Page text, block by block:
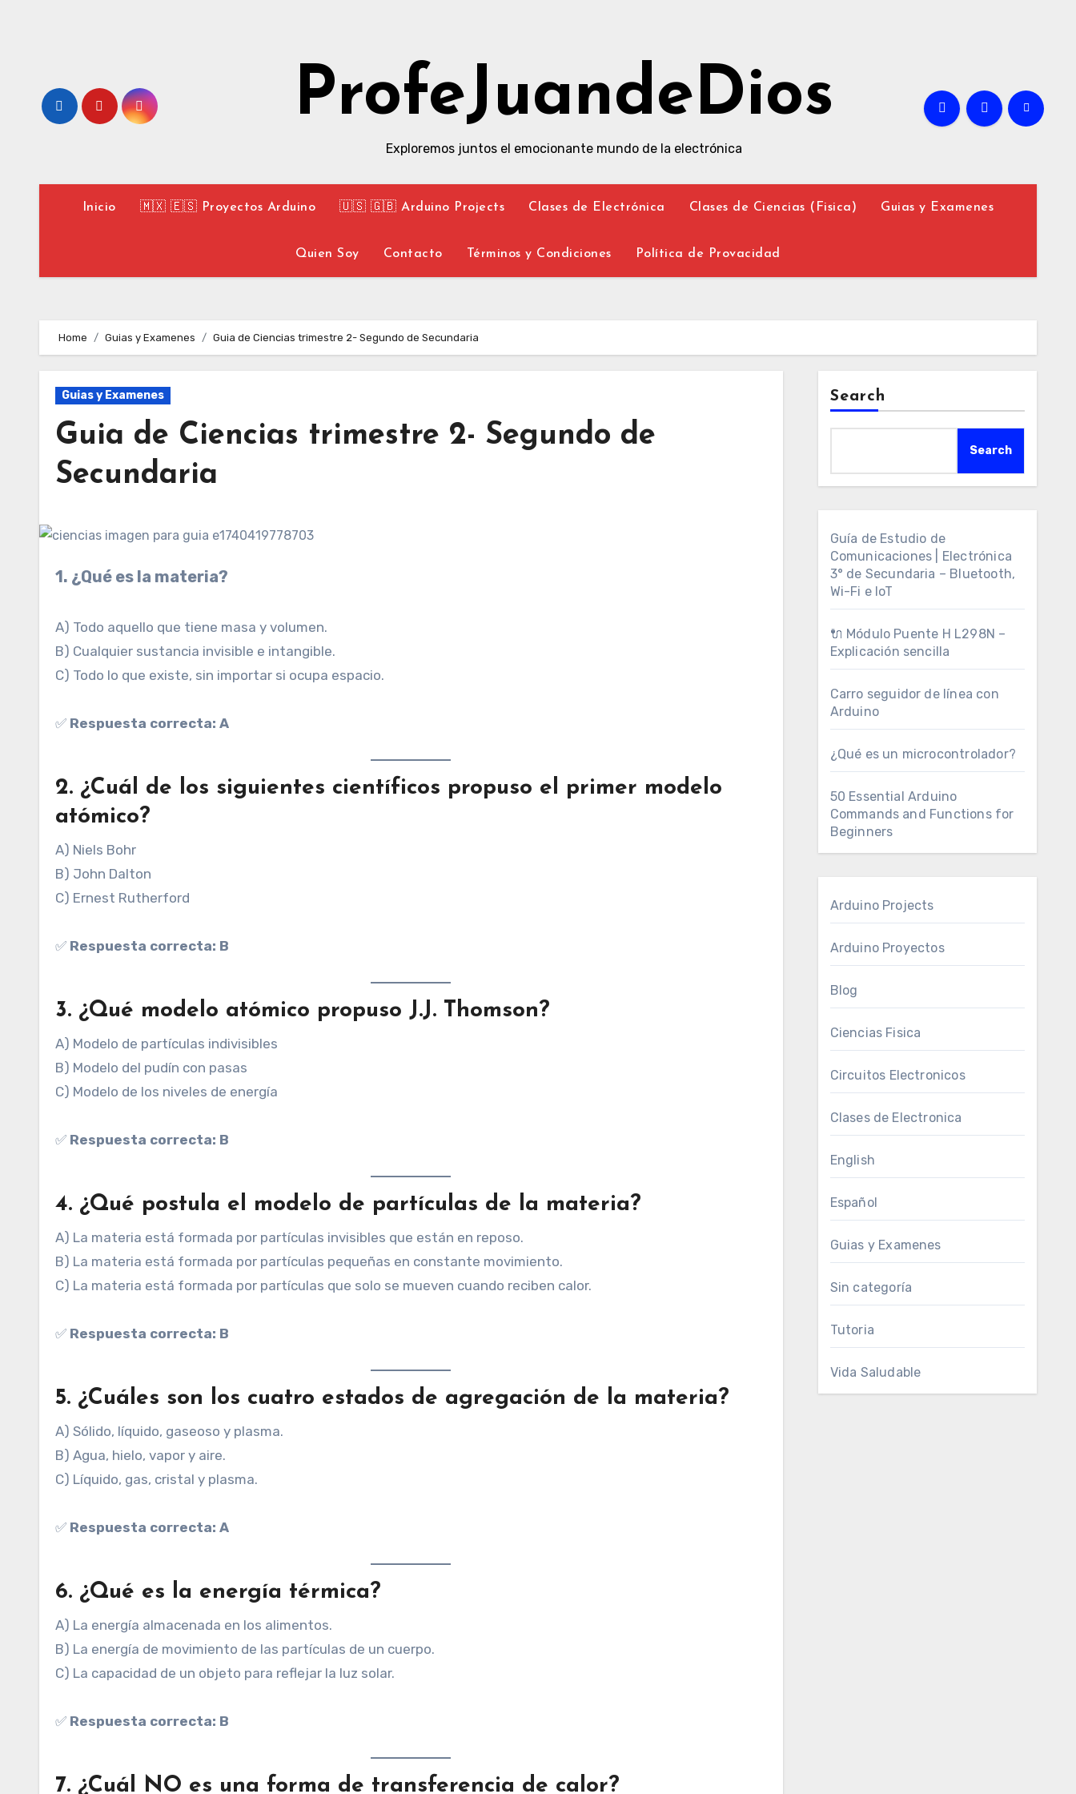
ProfeJuandeDios
Exploremos juntos el emocionante mundo de la electrónica
Inicio 🇲🇽 🇪🇸 Proyectos Arduino 🇺🇸 🇬🇧 Arduino Projects Clases de Electrónica Clases de Ciencias (Fisica) Guias y Examenes
Quien Soy Contacto Términos y Condiciones Política de Provacidad
Home Guias y Examenes Guia de Ciencias trimestre 2- Segundo de Secundaria
Guias y Examenes
Guia de Ciencias trimestre 2- Segundo de
Secundaria
1. ¿Qué es la materia?
A) Todo aquello que tiene masa y volumen.
B) Cualquier sustancia invisible e intangible.
C) Todo lo que existe, sin importar si ocupa espacio.
✅ Respuesta correcta: A
2. ¿Cuál de los siguientes científicos propuso el primer modelo
atómico?
A) Niels Bohr
B) John Dalton
C) Ernest Rutherford
✅ Respuesta correcta: B
3. ¿Qué modelo atómico propuso J.J. Thomson?
A) Modelo de partículas indivisibles
B) Modelo del pudín con pasas
C) Modelo de los niveles de energía
✅ Respuesta correcta: B
4. ¿Qué postula el modelo de partículas de la materia?
A) La materia está formada por partículas invisibles que están en reposo.
B) La materia está formada por partículas pequeñas en constante movimiento.
C) La materia está formada por partículas que solo se mueven cuando reciben calor.
✅ Respuesta correcta: B
5. ¿Cuáles son los cuatro estados de agregación de la materia?
A) Sólido, líquido, gaseoso y plasma.
B) Agua, hielo, vapor y aire.
C) Líquido, gas, cristal y plasma.
✅ Respuesta correcta: A
6. ¿Qué es la energía térmica?
A) La energía almacenada en los alimentos.
B) La energía de movimiento de las partículas de un cuerpo.
C) La capacidad de un objeto para reflejar la luz solar.
✅ Respuesta correcta: B
7. ¿Cuál NO es una forma de transferencia de calor?
Search
Search
Guía de Estudio de
Comunicaciones | Electrónica
3° de Secundaria – Bluetooth,
Wi-Fi e IoT
🔌 Módulo Puente H L298N –
Explicación sencilla
Carro seguidor de línea con
Arduino
¿Qué es un microcontrolador?
50 Essential Arduino
Commands and Functions for
Beginners
Arduino Projects
Arduino Proyectos
Blog
Ciencias Fisica
Circuitos Electronicos
Clases de Electronica
English
Español
Guias y Examenes
Sin categoría
Tutoria
Vida Saludable